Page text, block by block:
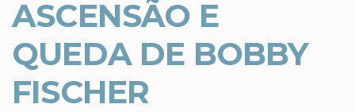
ASCENSÃO E
QUEDA DE BOBBY
FISCHER